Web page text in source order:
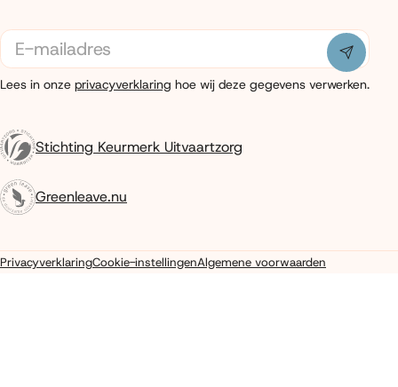
E-
mailadres
Lees in onze privacyverklaring hoe wij deze gegevens verwerken.
Stichting Keurmerk Uitvaartzorg
Greenleave.nu
PrivacyverklaringCookie-instellingenAlgemene voorwaarden